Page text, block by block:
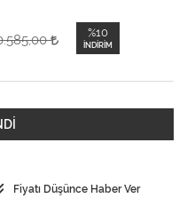
%10
İNDIRIM
Fiyatı Düşünce Haber Ver